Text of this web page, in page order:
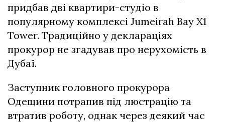
придбав дві квартири-студіо в
популярному комплексі Jumeirah Bay X1
Tower. Традиційно у деклараціях
прокурор не згадував про нерухомість в
Дубаї.
Заступник головного прокурора
Одещини потрапив під люстрацію та
втратив роботу, однак через деякий час